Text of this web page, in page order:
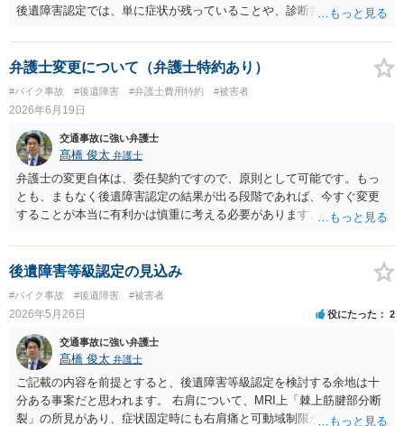
後遺障害認定では、単に症状が残っていることや、診断書に傷病名が
常所見が画像等で客観的に確認できるか、症状の経過や治療状況と整
合するか、将来にわたり残存する障害といえるかが重視されます。 今
の、事故による明らかな腱板損傷等の外傷性所見とは評価できない、
可動域制限についてもその原因となる客観的所見に乏しい、という理
由で非該当と判断しているようです。つまり、「棘上筋部分断裂」と
いう診断名自体を無視しているというより、それが本件事故による外
傷性の障害として裏付けられているかという点で否定的に見られてい
るものと思われます。 納得できない場合には、異議申立てを検討する
ことになりますが、単に「痛みが残っている」「MRIで部分断裂と診
断されている」と主張するだけでは、結論が変わらない可能性が高い
です。異議申立てでは、事故前に肩症状がなかったこと、事故態様か
ら右肩に相当な外力が加わったこと、事故後早期から右肩症状が一貫
していること、画像所見が事故による外傷性変化と評価できること、
可動域制限の原因が医学的に説明できることなどを、追加資料で補う
必要があります。具体的には、主治医又は画像診断医の意見書、MRI
画像の再読影、事故直後からの診療録、可動域検査の推移、症状の一
貫性を示す資料などを確認することが考えられます。 現在依頼されて
いる弁護士に対し、非該当理由を踏まえて、どの点を追加立証できる
のか、医師の意見書や画像鑑定を取得すべきかを確認されるとよいで
しょう。
弁護士変更について（弁護士特約あり）
#バイク事故 #後遺障害 #弁護士費用特約 #被害者
2026年6月19日
交通事故に強い弁護士
髙橋 俊太 弁護士
弁護士の変更自体は、委任契約ですので、原則として可能です。もっ
とも、まもなく後遺障害認定の結果が出る段階であれば、今すぐ変更
することが本当に有利かは慎重に考える必要があります。すでに申請
なくとも初回認定の結果自体には影響を与えられるわけではないと思
われます。右肩の棘上筋部分断裂、通院８か月半、実通院６８回とい
う事情があるのであれば、後遺障害認定の可能性が全くない事案とは
いえないと思います。ただし、認定の可否は通院期間や通院回数だけ
でなく、画像所見、可動域制限、症状の一貫性、事故態様、後遺障害
診断書の記載内容等によって判断されます。 まずは担当弁護士本人
に、申請内容、提出資料、見通し、非該当だった場合の異議申立て方
針について直接確認されるのがよいと思います。弁護士費用特約を利
用している場合でも、弁護士変更が可能なことはありますが、保険会
社への確認や、既に発生している費用・費用上限との関係を確認して
後遺障害等級認定の見込み
#バイク事故 #後遺障害 #被害者
2026年5月26日 役にたった 2
交通事故に強い弁護士
髙橋 俊太 弁護士
ご記載の内容を前提とすると、後遺障害等級認定を検討する余地は十
分ある事案だと思われます。 右肩について、MRI上「棘上筋腱部分断
裂」の所見があり、症状固定時にも右肩痛と可動域制限が残存してい